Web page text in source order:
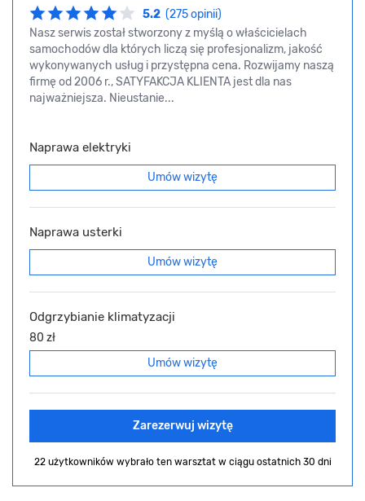
5.2 (275 opinii)
Nasz serwis został stworzony z myślą o właścicielach
samochodów dla których liczą się profesjonalizm, jakość
wykonywanych usług i przystępna cena. Rozwijamy naszą
firmę od 2006 r., SATYFAKCJA KLIENTA jest dla nas
najważniejsza. Nieustanie...
Naprawa elektryki
Umów wizytę
Naprawa usterki
Umów wizytę
Odgrzybianie klimatyzacji
80 zł
Umów wizytę
Zarezerwuj wizytę
22 użytkowników wybrało ten warsztat w ciągu ostatnich 30 dni